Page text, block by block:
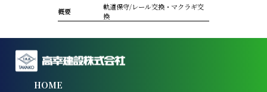
概要
軌道保守/レール交換・マクラギ交
換
HOME